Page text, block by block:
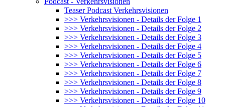
Teaser Podcast Verkehrsvisionen
>>> Verkehrsvisionen - Details der Folge 1
>>> Verkehrsvisionen - Details der Folge 2
>>> Verkehrsvisionen - Details der Folge 3
>>> Verkehrsvisionen - Details der Folge 4
>>> Verkehrsvisionen - Details der Folge 5
>>> Verkehrsvisionen - Details der Folge 6
>>> Verkehrsvisionen - Details der Folge 7
>>> Verkehrsvisionen - Details der Folge 8
>>> Verkehrsvisionen - Details der Folge 9
>>> Verkehrsvisionen - Details der Folge 10